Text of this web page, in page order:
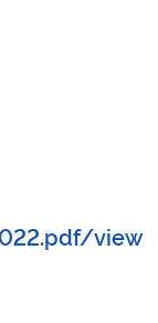
view